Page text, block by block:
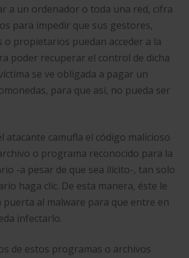
a un ordenador o toda una red, cifra
para impedir que sus gestores,
o propietarios puedan acceder a la
poder recuperar el control de dicha
se ve obligada a pagar un
para que así, no pueda ser
atacante camufla el código malicioso
o programa reconocido para la
-a pesar de que sea ilícito-, tan solo
haga clic. De esta manera, éste le
puerta al malware para que entre en
infectarlo.
de estos programas o archivos